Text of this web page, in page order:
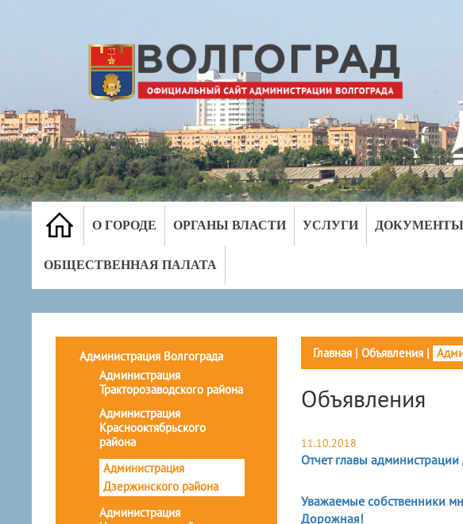
О ГОРОДЕ ОРГАНЫ ВЛАСТИ УСЛУГИ ДОКУМЕНТЫ
ОБЩЕСТВЕННАЯ ПАЛАТА
Администрация Волгограда
Администрация
Тракторозаводского района
Администрация
Краснооктябрьского
района
Администрация
Дзержинского района
Администрация
Главная| Объявления|
Объявления
11.10.2018
Отчет главы
Уважаемые собственники
Дорожная!